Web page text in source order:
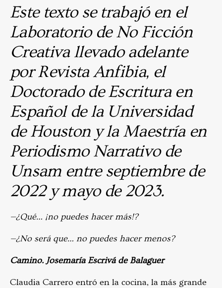
Este texto se trabajó en el
Laboratorio de No Ficción
Creativa llevado adelante
por Revista Anfibia, el
Doctorado de Escritura en
Español de la Universidad
de Houston y la Maestría en
Periodismo Narrativo de
Unsam entre septiembre de
2022 y mayo de 2023.
—¿Qué… ¡no puedes hacer más!?
—¿No será que… no puedes hacer menos?
Camino. Josemaría Escrivá de Balaguer
Claudia Carrero entró en la cocina, la más grande